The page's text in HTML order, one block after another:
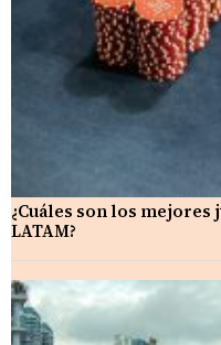
¿Cuáles son los mejores
LATAM?